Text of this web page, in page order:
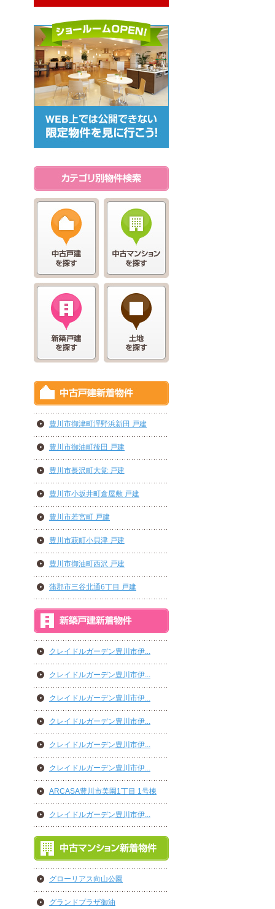
豊川市御津町泙野浜新田 戸建
豊川市御油町後田 戸建
豊川市長沢町大覚 戸建
豊川市小坂井町倉屋敷 戸建
豊川市若宮町 戸建
豊川市萩町小貝津 戸建
豊川市御油町西沢 戸建
蒲郡市三谷北通6丁目 戸建
クレイドルガーデン豊川市伊...
クレイドルガーデン豊川市伊...
クレイドルガーデン豊川市伊...
クレイドルガーデン豊川市伊...
クレイドルガーデン豊川市伊...
クレイドルガーデン豊川市伊...
ARCASA豊川市美園1丁目 1号棟
クレイドルガーデン豊川市伊...
グローリアス向山公園
グランドプラザ御油